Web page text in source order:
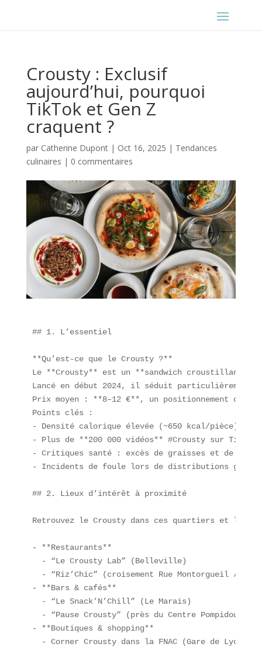
Crousty : Exclusif
aujourd’hui, pourquoi
TikTok et Gen Z
craquent ?
par Catherine Dupont| Oct 16, 2025 | Tendances
culinaires | 0 commentaires
## 1. L’essentiel
**Qu’est-ce que le Crousty ?**
Le **Crousty** est un **sandwich croustillant**
Lancé en début 2024, il séduit
Prix moyen : **8–12 €**, un positionnement
Points clés :
- Densité calorique élevée (~650 kcal/pièce).
- Plus de **200 000 vidéos** #Crousty sur
- Critiques santé : excès de graisses et de
- Incidents de foule lors de distributions
## 2. Lieux d’intérêt à proximité
Retrouvez le Crousty dans ces quartiers et lieux
- **Restaurants**
  - “Le Crousty Lab” (Belleville)
- “Riz’Chic” (croisement Rue Montorgueil /
- **Bars & cafés**
  - “Le Snack’N’Chill” (Le Marais)
  - “Pause Crousty” (près du Centre Pompidou)
- **Boutiques & shopping**
  - Corner Crousty dans la FNAC (Gare de Lyon)